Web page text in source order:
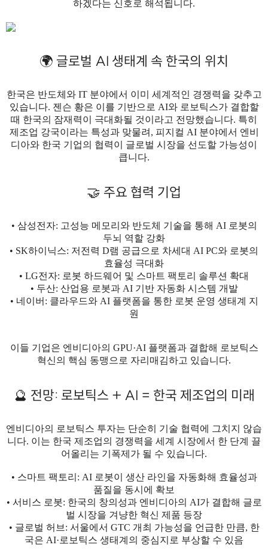
하겠다는 신호로 해석됩니다.
🌍 글로벌 AI 생태계 속 한국의 위치
한국은 반도체와 IT 분야에서 이미 세계적인 경쟁력을 갖추고
있습니다. 젠슨 황은 이를 기반으로 AI와 로보틱스가 결합할
때 한국의 잠재력이 극대화될 것이라고 전망했습니다. 특히
제조업 강국이라는 특성과 맞물려, 피지컬 AI 분야에서 엔비
디아와 한국 기업의 협력이 글로벌 시장을 선도할 가능성이
큽니다.
🤝 주요 협력 기업
• 삼성전자: 고성능 메모리와 반도체 기술을 통해 AI 로봇의
두뇌 역할 강화
• SK하이닉스: 저전력 D램 공급으로 차세대 AI PC와 로봇의
효율성 극대화
• LG전자: 로봇 하드웨어 및 스마트 팩토리 솔루션 확대
• 두산: 산업용 로봇과 AI 기반 자동화 시스템 개발
• 네이버: 클라우드와 AI 플랫폼을 통한 로봇 운영 생태계 지
원
이들 기업은 엔비디아의 GPU·AI 플랫폼과 결합해 로보틱스
혁신의 핵심 동맹으로 자리매김하고 있습니다.
🔮 전망: 로보틱스 + AI = 한국 제조업의 미래
엔비디아의 로보틱스 투자는 단순히 기술 협력에 그치지 않습
니다. 이는 한국 제조업의 경쟁력을 세계 시장에서 한 단계 끌
어올리는 기폭제가 될 수 있습니다.
• 스마트 팩토리: AI 로봇이 생산 라인을 자동화해 효율성과
품질을 동시에 확보
• 서비스 로봇: 한국의 창의성과 엔비디아의 AI가 결합해 글로
벌 시장을 겨냥한 혁신 제품 등장
• 글로벌 허브: 서울에서 GTC 개최 가능성을 언급한 만큼, 한
국은 AI·로보틱스 생태계의 중심지로 부상할 수 있음